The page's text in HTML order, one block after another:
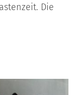
Die